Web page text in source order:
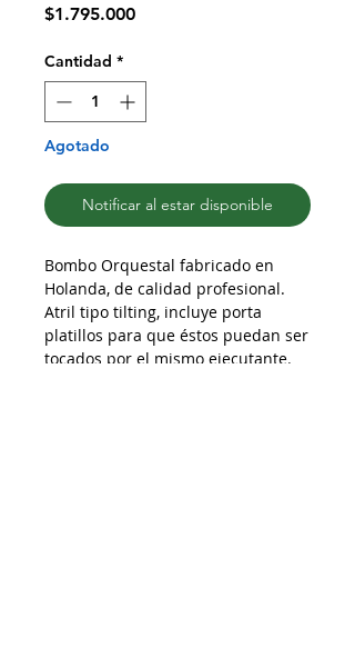
$1.795.000Precio
Cantidad *
Agotado
Notificar al estar disponible
Bombo Orquestal fabricado en
Holanda, de calidad profesional.
Atril tipo tilting, incluye porta
platillos para que éstos puedan ser
tocados por el mismo ejecutante.